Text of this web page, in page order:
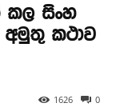
කල සිංහ
කථාව
0
1626